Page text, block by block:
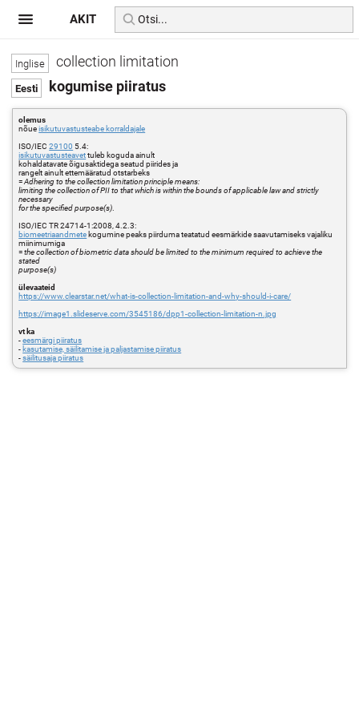
collection limitation
kogumise piiratus
olemus
nõueisikutuvastusteabe korraldajale
ISO/IEC29100 5.4:
isikutuvastusteavettuleb koguda ainult
kohaldatavate õigusaktidega seatud piirides ja
rangelt ainult ettemääratud otstarbeks
=Adhering to the collection limitation principle means:
limiting the collection of PII to that which is within the bounds of applicable law and strictly
necessary
for the specified purpose(s)
ISO/IEC TR 24714-1:2008, 4.2.3:
biomeetriaandmete kogumine peaks piirduma teatatud eesmärkide saavutamiseks vajaliku
miinimumiga
=the collection of biometric data should be limited to the minimum required to achieve the
stated
purpose(s)
ülevaateid
https://www.clearstar.net/what-is-collection-limitation-and-why-should-i-care/
https://image1.slideserve.com/3545186/dpp1-collection-limitation-n.jpg
vt ka
-eesmärgi piiratus
- kasutamise, säilitamise ja paljastamise piiratus
-säilitusaja piiratus
AKIT